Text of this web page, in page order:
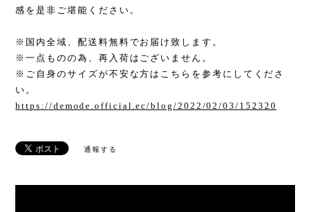
感を是非ご堪能ください。
※国内全域、配送料無料でお届け致します。
※一点ものの為、再入荷はございません。
※ご自身のサイズが不安な方はこちらを参考にしてくださ
い。
https://demode.official.ec/blog/2022/02/03/152320
通報する